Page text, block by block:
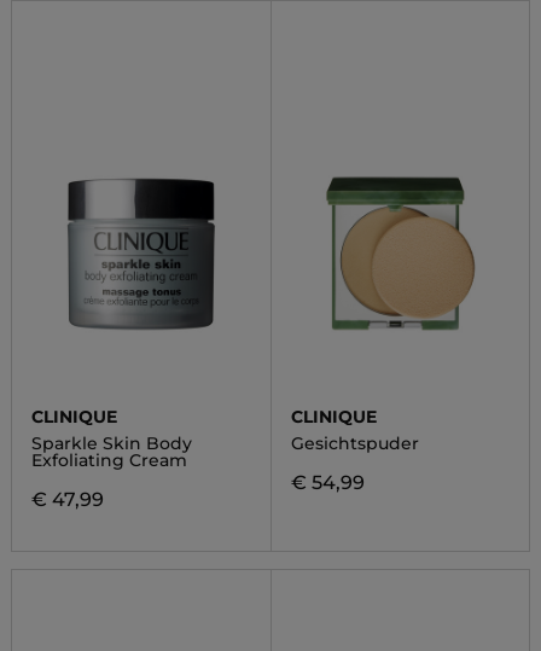
CLINIQUE
Sparkle Skin Body
Exfoliating Cream
€ 47,99
CLINIQUE
Gesichtspuder
€ 54,99